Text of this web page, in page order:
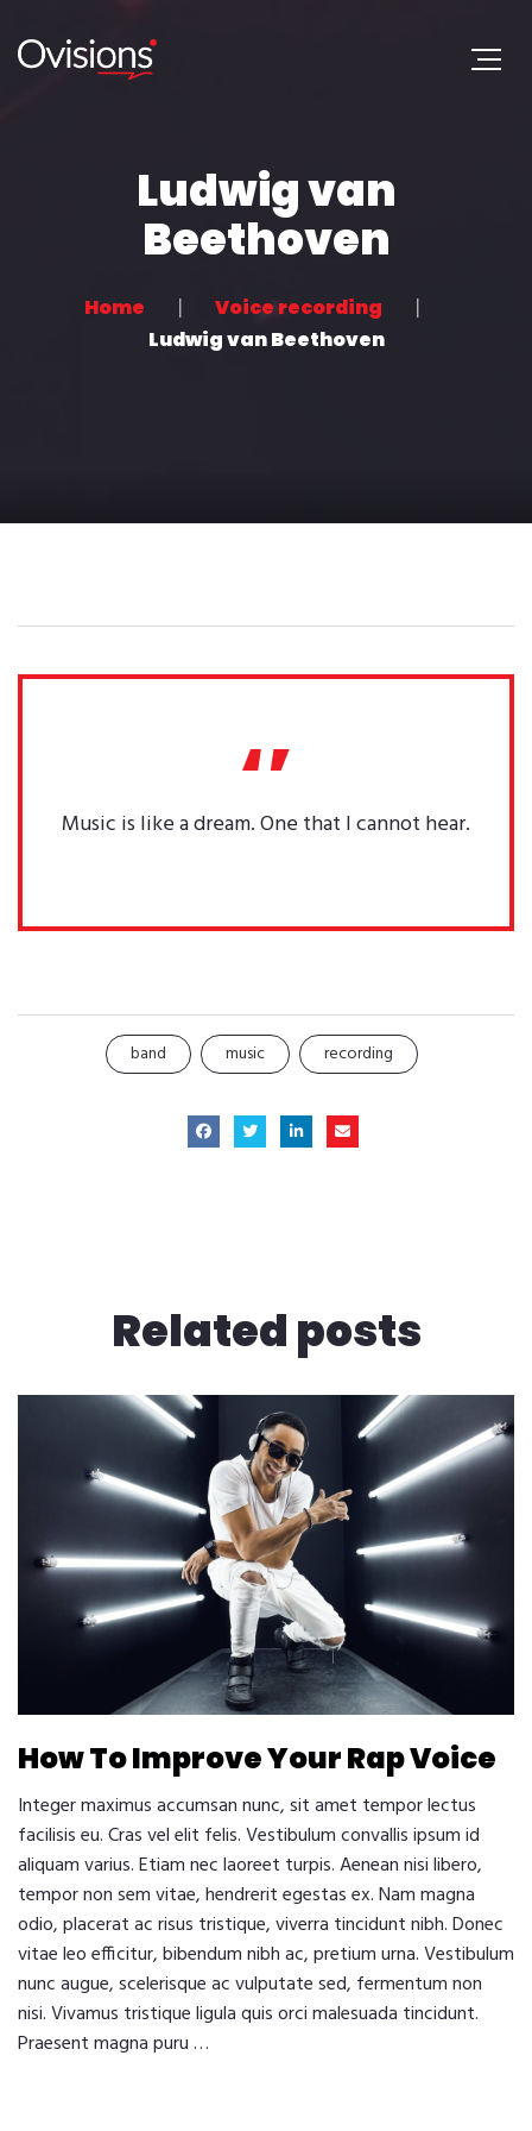
Ludwig van
Beethoven
Home
Voice recording
Ludwig van Beethoven
Music is like a dream. One that I cannot hear.
band music recording
Relatedposts
How To Improve Your Rap Voice
Integer maximus accumsan nunc, sit amet tempor lectus
facilisis eu. Cras vel elit felis. Vestibulum convallis ipsum id
aliquam varius. Etiam nec laoreet turpis. Aenean nisi libero,
tempor non sem vitae, hendrerit egestas ex. Nam magna
odio, placerat ac risus tristique, viverra tincidunt nibh. Donec
vitae leo efficitur, bibendum nibh ac, pretium urna. Vestibulum
nunc augue, scelerisque ac vulputate sed, fermentum non
nisi. Vivamus tristique ligula quis orci malesuada tincidunt.
Praesent magna puru …